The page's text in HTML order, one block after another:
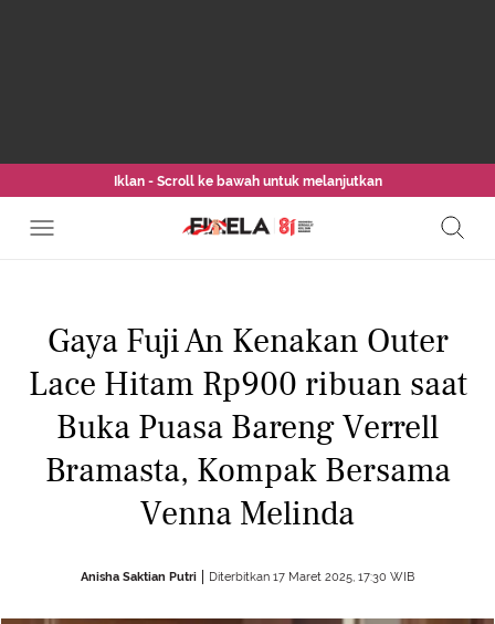
Iklan - Scroll ke bawah untuk melanjutkan
Gaya Fuji An Kenakan Outer
Lace Hitam Rp900 ribuan saat
Buka Puasa Bareng Verrell
Bramasta, Kompak Bersama
Venna Melinda
Anisha Saktian Putri Diterbitkan 17 Maret 2025, 17:30 WIB